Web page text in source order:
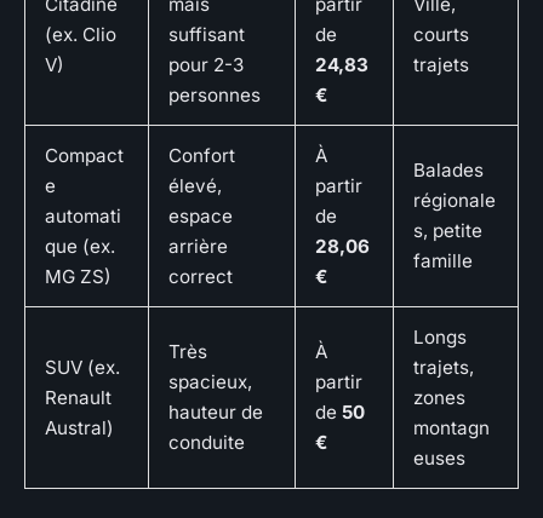
(ex. Clio
V)
suffisant
pour 2-3
personnes
de
24,83
€
courts
trajets
Compact
e
automati
que (ex.
MG ZS)
Confort
élevé,
espace
arrière
correct
À
partir
de
28,06
€
Balades
régionale
s, petite
famille
SUV (ex.
Renault
Austral)
Très
spacieux,
hauteur de
conduite
À
partir
de 50
€
Longs
trajets,
zones
montagn
euses